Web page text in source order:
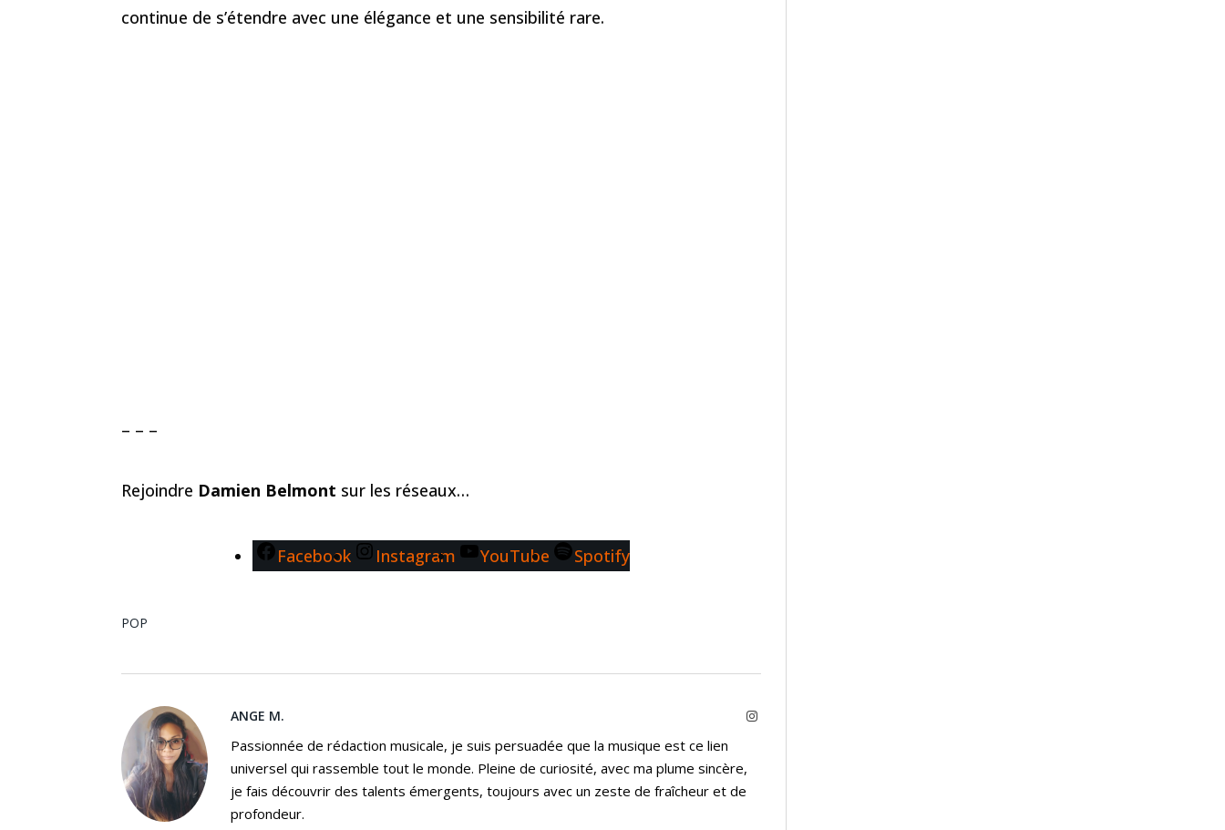
continue de s’étendre avec une élégance et une sensibilité rare.
– – –
Rejoindre Damien Belmont sur les réseaux…
Facebook Instagram YouTube Spotify
POP
ANGE M. Instagram
Passionnée de rédaction musicale, je suis persuadée que la musique est ce lien
universel qui rassemble tout le monde. Pleine de curiosité, avec ma plume sincère,
je fais découvrir des talents émergents, toujours avec un zeste de fraîcheur et de
profondeur.